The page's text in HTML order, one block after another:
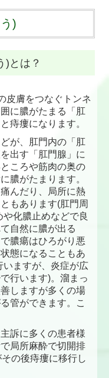
)
)とは？
皮膚をつなぐトンネ
に膿がたまる「肛
痔瘻になります。
が、肛門内の「肛
出す「肛門腺」に
ころや筋肉の奥の
膿がたまります。
んだり、局所に熱
もあります(肛門周
化膿止めなどで良
自然に膿が出る
膿瘍はひろがり悪
態になることもあ
いますが、炎症が広
行います)。溜まっ
しますが多くの場
管ができます。こ
訴に多くの患者様
局所麻酔で切開排
の後痔瘻に移行し